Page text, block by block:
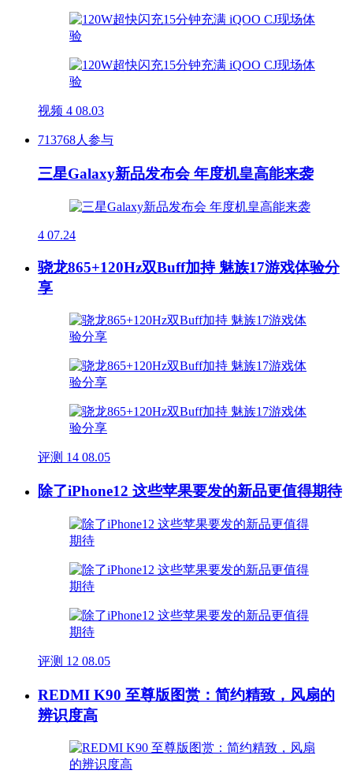
视频 4 08.03
713768人参与
三星Galaxy新品发布会 年度机皇高能来袭
4 07.24
骁龙865+120Hz双Buff加持 魅族17游戏体验分
享
评测 14 08.05
除了iPhone12 这些苹果要发的新品更值得期待
评测 12 08.05
REDMI K90 至尊版图赏：简约精致，风扇的
辨识度高